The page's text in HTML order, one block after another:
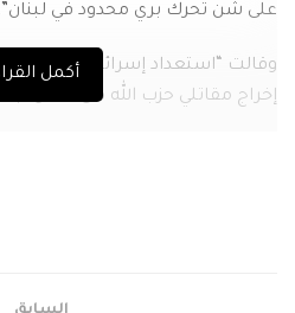
على شن تحرك بري محدود في لبنان”.
وقالت “استعداد إسرائيل لتحرك
إخراج مقاتلي حزب الله من الحدود
أكمل